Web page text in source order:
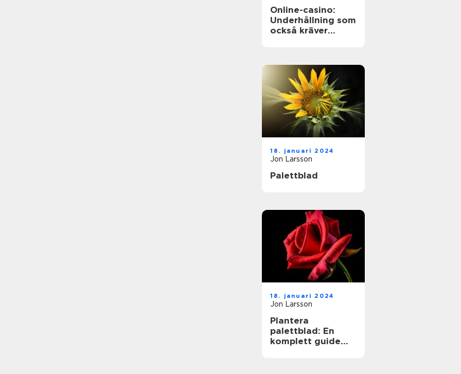
Online-casino:
Underhållning som
också kräver
18. januari 2024
Jon Larsson
Palettblad
18. januari 2024
Jon Larsson
Plantera
palettblad: En
komplett guide